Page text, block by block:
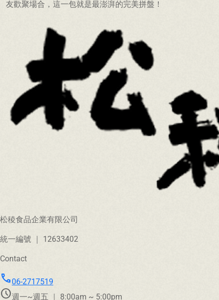
友歡聚場合，這一包就是最澎湃的完美拼盤！
松稜食品企業有限公司
統一編號 ｜ 12633402
Contact
call06-2717519
schedule週一~週五 ｜ 8:00am ~ 5:00pm